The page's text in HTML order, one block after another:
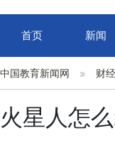
首页 新闻
中国教育新闻网 财经
火星人怎